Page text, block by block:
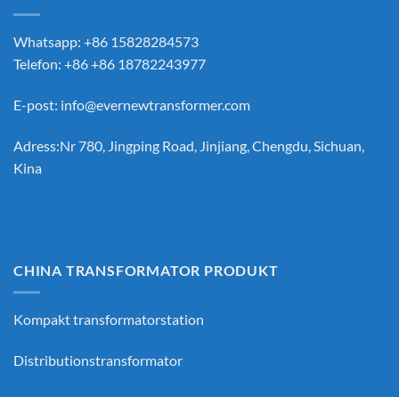
Whatsapp: +86 15828284573
Telefon: +86 +86 18782243977
E-post: info@evernewtransformer.com
Adress:Nr 780, Jingping Road, Jinjiang, Chengdu, Sichuan,
Kina
CHINA TRANSFORMATOR PRODUKT
Kompakt transformatorstation
Distributionstransformator